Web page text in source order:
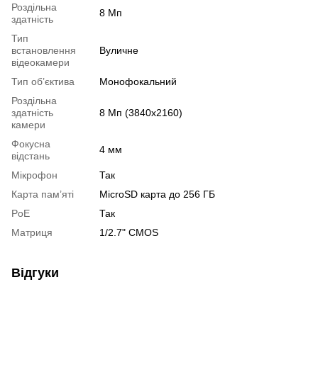
Роздільна
здатність
8 Мп
Тип
встановлення
відеокамери
Вуличне
Тип об’єктива
Монофокальний
Роздільна
здатність
камери
8 Мп (3840x2160)
Фокусна
відстань
4 мм
Мікрофон
Так
Карта пам’яті
MicroSD карта до 256 ГБ
PoE
Так
Матриця
1/2.7" CMOS
Відгуки